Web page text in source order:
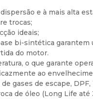
e à mais alta
trocas;
ideais;
bi-sintética
do motor.
o que garante
ao
gases de escape, DPF,
de óleo (Long Life